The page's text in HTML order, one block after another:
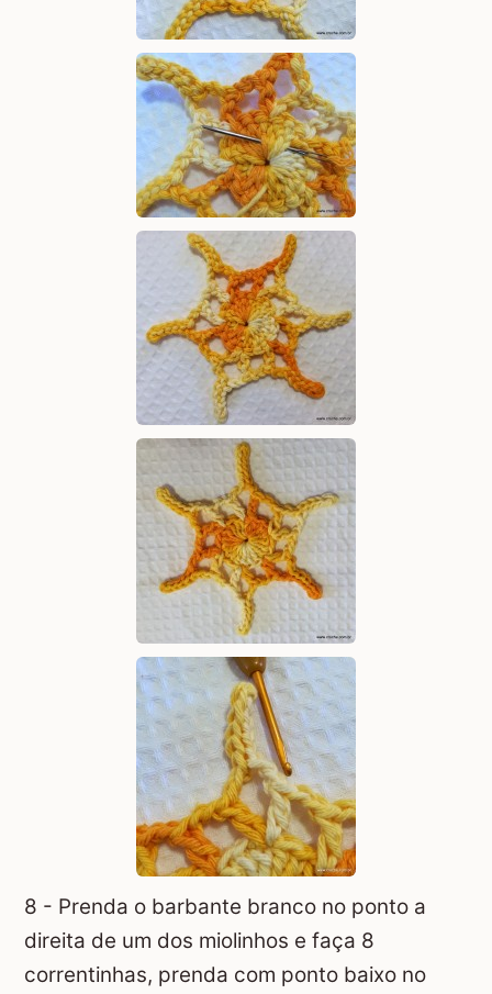
8 - Prenda o barbante branco no ponto a
direita de um dos miolinhos e faça 8
correntinhas, prenda com ponto baixo no